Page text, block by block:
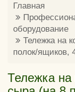
Главная
оборудование
Тележка на
полок/ящиков,
Тележка на